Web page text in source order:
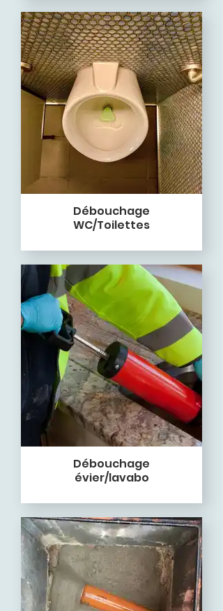
Débouchage
WC/Toilettes
Débouchage
évier/lavabo